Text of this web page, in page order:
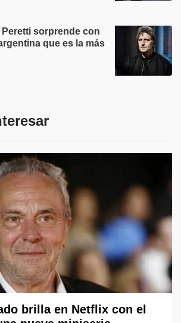
Peretti sorprende con
que es la más
brilla en Netflix con el